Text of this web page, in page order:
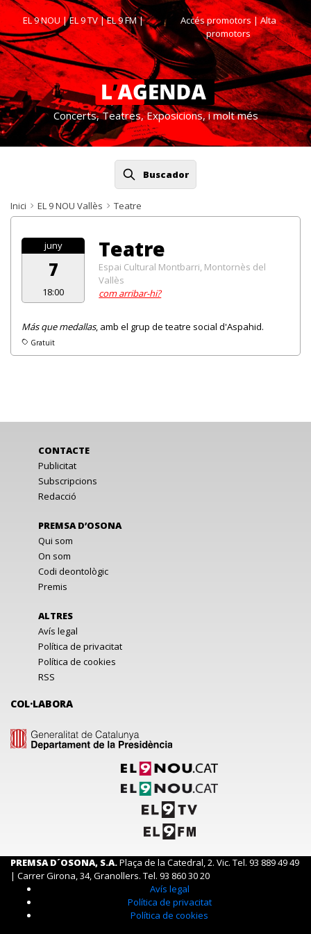
EL 9 NOU|EL 9 TV|EL 9 FM| Accés promotors| Alta
promotors
Concerts, Teatres, Exposicions, i molt més
Buscador
Inici EL 9 NOU Vallès Teatre
juny
7
18:00
Gratuït
Teatre
Espai Cultural Montbarri, Montornès del
Vallès
com arribar-hi?
Más que medallas, amb el grup de teatre social d'Aspahid.
CONTACTE
Publicitat
Subscripcions
Redacció
PREMSA D’OSONA
Qui som
On som
Codi deontològic
Premis
ALTRES
Avís legal
Política de privacitat
Política de cookies
RSS
COL·LABORA
PREMSA D´OSONA, S.A.Plaça de la Catedral, 2. Vic. Tel. 93 889 49 49
| Carrer Girona, 34, Granollers. Tel. 93 860 30 20
Avís legal
Política de privacitat
Política de cookies